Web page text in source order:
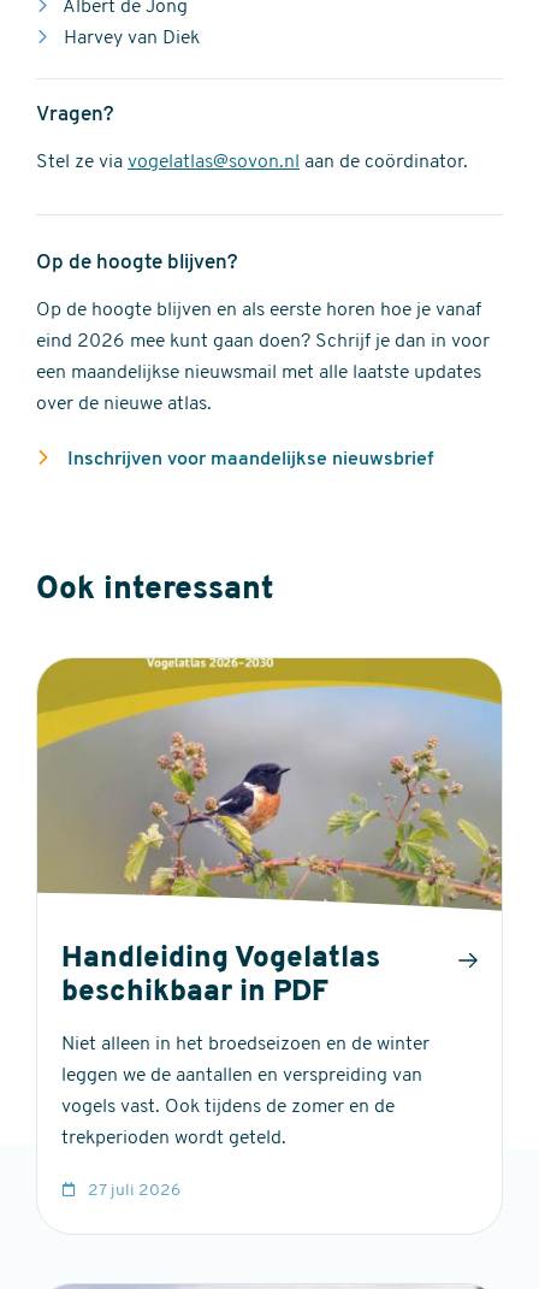
Albert de Jong
Harvey van Diek
Vragen?
Stel ze via vogelatlas@sovon.nl aan de coördinator.
Op de hoogte blijven?
Op de hoogte blijven en als eerste horen hoe je vanaf
eind 2026 mee kunt gaan doen? Schrijf je dan in voor
een maandelijkse nieuwsmail met alle laatste updates
over de nieuwe atlas.
Inschrijven voor maandelijkse nieuwsbrief
Ook interessant
Handleiding Vogelatlas
beschikbaar in PDF
Niet alleen in het broedseizoen en de winter
leggen we de aantallen en verspreiding van
vogels vast. Ook tijdens de zomer en de
trekperioden wordt geteld.
27 juli 2026